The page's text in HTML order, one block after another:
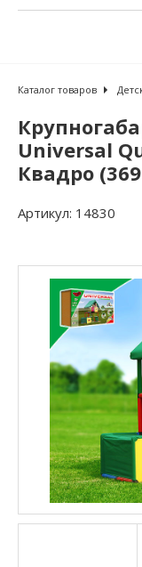
Каталог товаров
Universal
Квадро
Артикул: 14830